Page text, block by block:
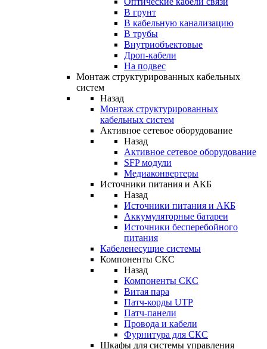
В грунт
В кабельную канализацию
В трубы
Внутриобъектовые
Дроп-кабели
На подвес
Монтаж структурированных кабельных
систем
Назад
Монтаж структурированных
кабельных систем
Активное сетевое оборудование
Назад
Активное сетевое оборудование
SFP модули
Медиаконвертеры
Источники питания и АКБ
Назад
Источники питания и АКБ
Аккумуляторные батареи
Источники бесперебойного
питания
Кабеленесущие системы
Компоненты СКС
Назад
Компоненты СКС
Витая пара
Патч-корды UTP
Патч-панели
Провода и кабели
Фурнитура для СКС
Шкафы для системы управления